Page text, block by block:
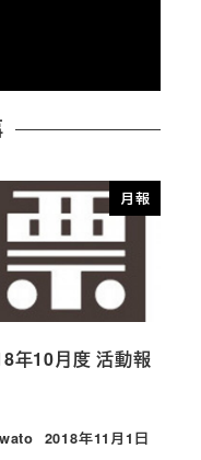
月報
年10月度 活動報
投稿日
2018年11月1日